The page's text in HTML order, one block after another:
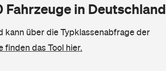
in Deutschland
kann über die Typklassenabfrage der
finden das Tool hier.